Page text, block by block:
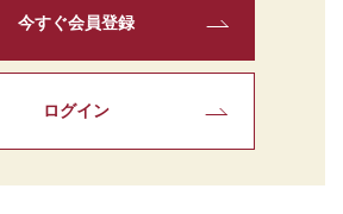
今すぐ会員登録
ログイン